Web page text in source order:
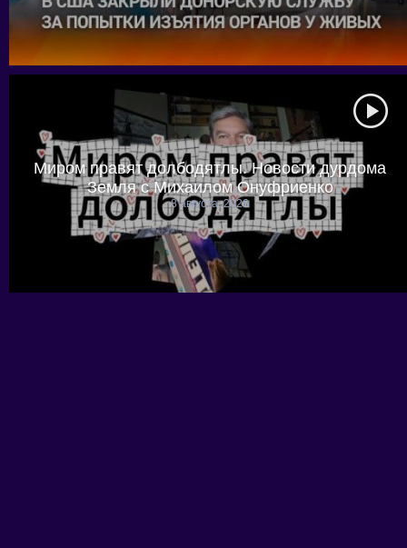
Миром правят долбодятлы. Новости дурдома
Земля с Михаилом Онуфриенко
8 августа, 2026